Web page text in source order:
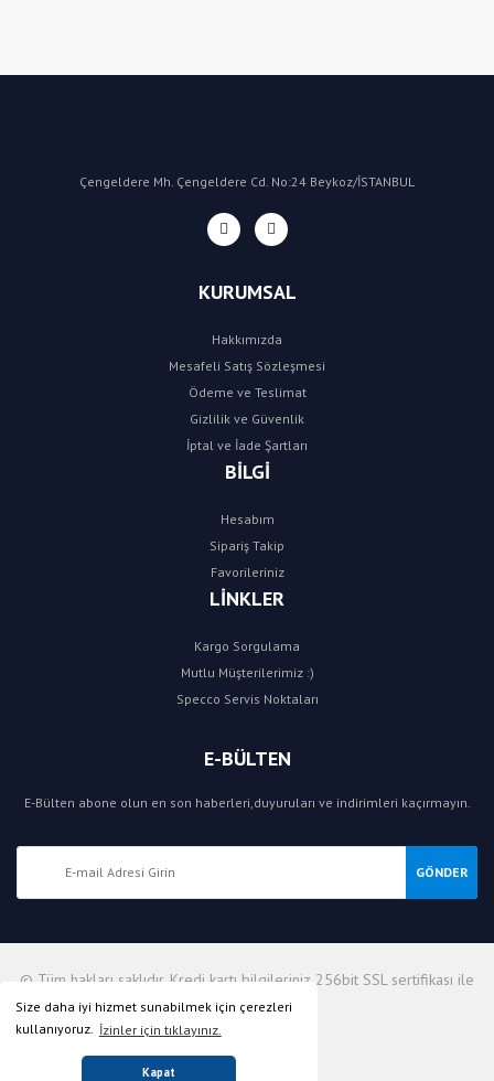
Size daha iyi hizmet sunabilmek için çerezleri
kullanıyoruz. İzinler için tıklayınız.
Kapat
Çengeldere Mh. Çengeldere Cd. No:24 Beykoz/İSTANBUL
KURUMSAL
Hakkımızda
Mesafeli Satış Sözleşmesi
Ödeme ve Teslimat
Gizlilik ve Güvenlik
İptal ve İade Şartları
BİLGİ
Hesabım
Sipariş Takip
Favorileriniz
LİNKLER
Kargo Sorgulama
Mutlu Müşterilerimiz :)
Specco Servis Noktaları
E-BÜLTEN
E-Bülten abone olun en son haberleri,duyuruları ve indirimleri kaçırmayın.
GÖNDER
© Tüm hakları saklıdır. Kredi kartı bilgileriniz 256bit SSL sertifikası ile
korunmaktadır.